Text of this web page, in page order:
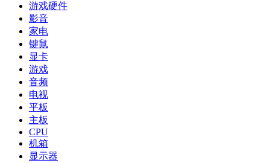
游戏硬件
影音
家电
键鼠
显卡
游戏
音频
电视
平板
主板
CPU
机箱
显示器